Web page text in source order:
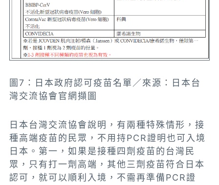
圖7：日本政府認可疫苗名單／來源：日本台
灣交流協會官網擷圖
日本台灣交流協會說明，有兩種特殊情形，接
種高端疫苗的民眾， 不用持PCR證明也可入境
日本。第一，如果是接種四劑疫苗的台灣民
眾，只有打一劑高端，其他三劑疫苗符合日本
認可，就可以順利入境，不需再準備PCR證